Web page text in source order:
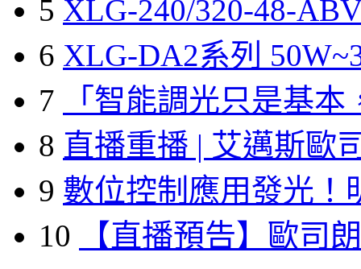
5 XLG-240/320-48-
6 XLG-DA2系列
7
「智能調光只是基本
8 直播重播 | 艾邁斯歐
9 數位控制應用發光！
10
【直播預告】歐司